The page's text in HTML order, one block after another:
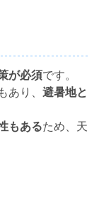
が必須です。
り、 避暑地と
もあるため、天